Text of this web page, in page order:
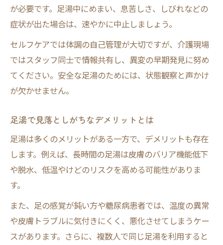
が必要です。足湯中にめまい、息苦しさ、しびれなどの
症状が出た場合は、速やかに中止しましょう。
セルフケアでは体調の自己管理が大切ですが、介護現場
ではスタッフ同士で情報共有し、異変の早期発見に努め
てください。安全な足湯のためには、状態観察と声かけ
が欠かせません。
足湯で見落としがちなデメリットとは
足湯は多くのメリットがある一方で、デメリットも存在
します。例えば、長時間の足湯は皮膚のバリア機能低下
や脱水、低温やけどのリスクを高める可能性がありま
す。
また、足の感覚が鈍い方や糖尿病患者では、温度の異常
や皮膚トラブルに気付きにくく、悪化させてしまうケー
スがあります。さらに、複数人で同じ足湯を利用すると